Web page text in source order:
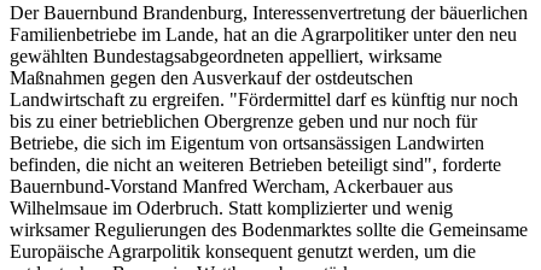
Der Bauernbund Brandenburg, Interessenvertretung der bäuerlichen
Familienbetriebe im Lande, hat an die Agrarpolitiker unter den neu
gewählten Bundestagsabgeordneten appelliert, wirksame
Maßnahmen gegen den Ausverkauf der ostdeutschen
Landwirtschaft zu ergreifen. "Fördermittel darf es künftig nur noch
bis zu einer betrieblichen Obergrenze geben und nur noch für
Betriebe, die sich im Eigentum von ortsansässigen Landwirten
befinden, die nicht an weiteren Betrieben beteiligt sind", forderte
Bauernbund-Vorstand Manfred Wercham, Ackerbauer aus
Wilhelmsaue im Oderbruch. Statt komplizierter und wenig
wirksamer Regulierungen des Bodenmarktes sollte die Gemeinsame
Europäische Agrarpolitik konsequent genutzt werden, um die